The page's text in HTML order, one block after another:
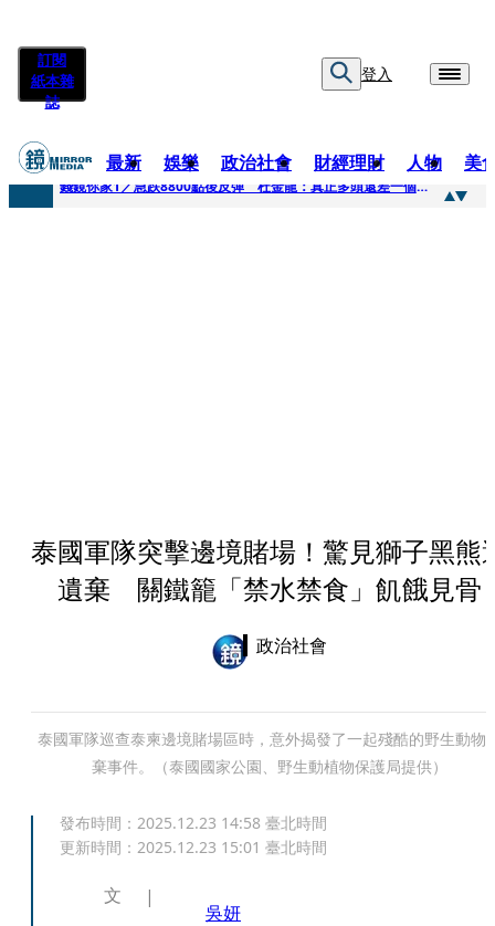
訂閱
紙本雜
誌
登入
最新 娛樂 政治社會 財經理財 人物 美
快訊
錢鏡你家1／急跌8800點後反彈 杜金龍：真正多頭還差一個訊號
泰國軍隊突擊邊境賭場！驚見獅子黑熊
遺棄 關鐵籠「禁水禁食」飢餓見骨
政治社會
泰國軍隊巡查泰柬邊境賭場區時，意外揭發了一起殘酷的野生動物
棄事件。（泰國國家公園、野生動植物保護局提供）
發布時間： 2025.12.23 14:58 臺北時間
更新時間： 2025.12.23 15:01 臺北時間
文
吳妍